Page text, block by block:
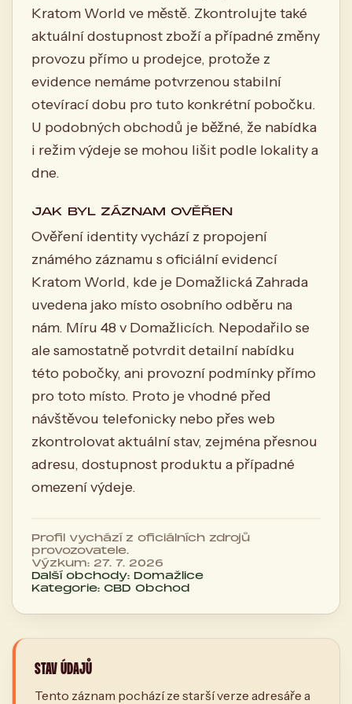
Kratom World ve městě. Zkontrolujte také
aktuální dostupnost zboží a případné změny
provozu přímo u prodejce, protože z
evidence nemáme potvrzenou stabilní
otevírací dobu pro tuto konkrétní pobočku.
U podobných obchodů je běžné, že nabídka
i režim výdeje se mohou lišit podle lokality a
dne.
JAK BYL ZÁZNAM OVĚŘEN
Ověření identity vychází z propojení
známého záznamu s oficiální evidencí
Kratom World, kde je Domažlická Zahrada
uvedena jako místo osobního odběru na
nám. Míru 48 v Domažlicích. Nepodařilo se
ale samostatně potvrdit detailní nabídku
této pobočky, ani provozní podmínky přímo
pro toto místo. Proto je vhodné před
návštěvou telefonicky nebo přes web
zkontrolovat aktuální stav, zejména přesnou
adresu, dostupnost produktu a případné
omezení výdeje.
Profil vychází z oficiálních zdrojů
provozovatele.
Výzkum: 27. 7. 2026
Další obchody: Domažlice
Kategorie: CBD Obchod
STAV ÚDAJŮ
Tento záznam pochází ze starší verze adresáře a